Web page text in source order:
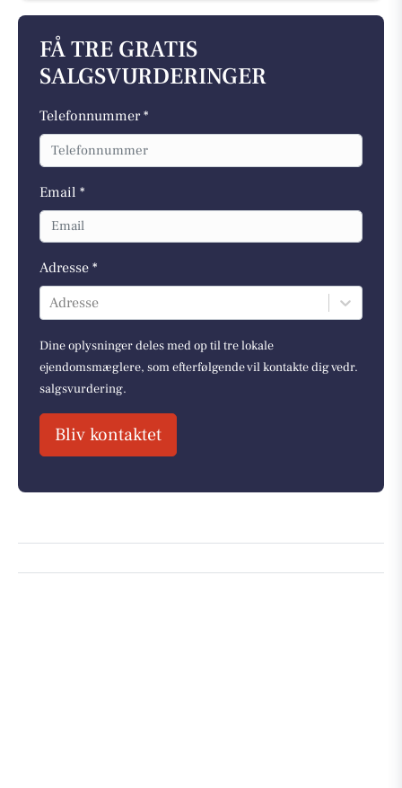
FÅ TRE GRATIS
SALGSVURDERINGER
Telefonnummer *
Email *
Adresse *
Adresse
Dine oplysninger deles med op til tre lokale
ejendomsmæglere, som efterfølgende vil kontakte dig vedr.
salgsvurdering.
Bliv kontaktet